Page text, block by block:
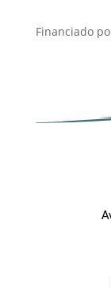
Financiado